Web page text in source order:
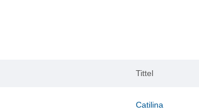
Tittel
Catilina